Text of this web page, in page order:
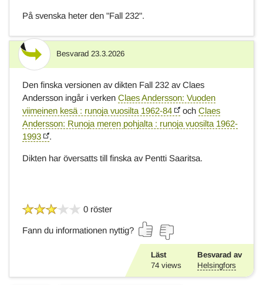
På svenska heter den "Fall 232".
Svar Besvarad 23.3.2026
Den finska versionen av dikten Fall 232 av Claes
Andersson ingår i verkenClaes Andersson: Vuoden
viimeinen kesä : runoja vuosilta 1962-84
ochClaes
Andersson: Runoja meren pohjalta : runoja vuosilta 1962-
1993
.
Dikten har översatts till finska av Pentti Saaritsa.
0 röster
Fann du informationen nyttig?
Läst
74 views
Besvarad av
Helsingfors